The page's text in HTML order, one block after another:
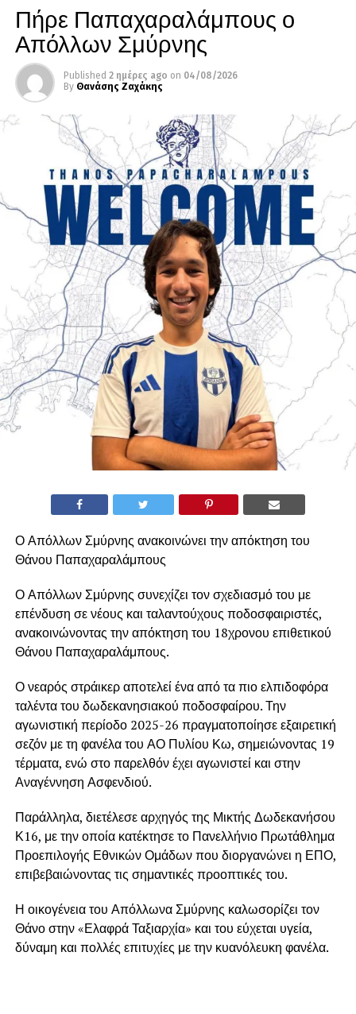
Πήρε Παπαχαραλάμπους ο
Απόλλων Σμύρνης
Published 2 ημέρες ago on 04/08/2026
By Θανάσης Ζαχάκης
Ο Απόλλων Σμύρνης ανακοινώνει την απόκτηση του
Θάνου Παπαχαραλάμπους
Ο Απόλλων Σμύρνης συνεχίζει τον σχεδιασμό του με
επένδυση σε νέους και ταλαντούχους ποδοσφαιριστές,
ανακοινώνοντας την απόκτηση του 18χρονου επιθετικού
Θάνου Παπαχαραλάμπους.
Ο νεαρός στράικερ αποτελεί ένα από τα πιο ελπιδοφόρα
ταλέντα του δωδεκανησιακού ποδοσφαίρου. Την
αγωνιστική περίοδο 2025-26 πραγματοποίησε εξαιρετική
σεζόν με τη φανέλα του ΑΟ Πυλίου Κω, σημειώνοντας 19
τέρματα, ενώ στο παρελθόν έχει αγωνιστεί και στην
Αναγέννηση Ασφενδιού.
Παράλληλα, διετέλεσε αρχηγός της Μικτής Δωδεκανήσου
Κ16, με την οποία κατέκτησε το Πανελλήνιο Πρωτάθλημα
Προεπιλογής Εθνικών Ομάδων που διοργανώνει η ΕΠΟ,
επιβεβαιώνοντας τις σημαντικές προοπτικές του.
Η οικογένεια του Απόλλωνα Σμύρνης καλωσορίζει τον
Θάνο στην «Ελαφρά Ταξιαρχία» και του εύχεται υγεία,
δύναμη και πολλές επιτυχίες με την κυανόλευκη φανέλα.